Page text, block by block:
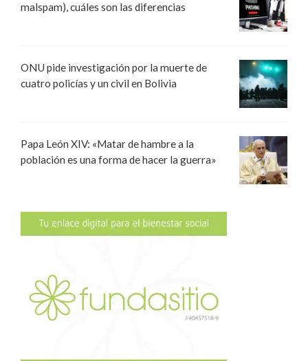
malspam), cuáles son las diferencias
ONU pide investigación por la muerte de
cuatro policías y un civil en Bolivia
Papa León XIV: «Matar de hambre a la
población es una forma de hacer la guerra»